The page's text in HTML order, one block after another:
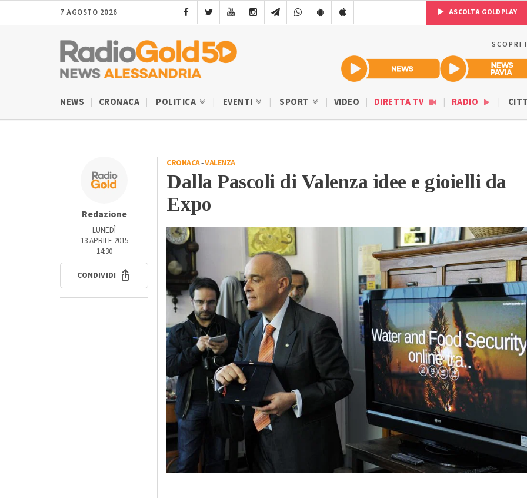
7 AGOSTO 2026 ASCOLTA GOLDPLAY
SCOPRI
NEWS CRONACA POLITICA EVENTI SPORT VIDEO DIRETTA TV RADIO
Redazione
LUNEDÌ
13 APRILE 2015
14:30
CONDIVIDI
CRONACA-VALENZA
Dalla Pascoli di Valenza idee e gioielli da
Expo